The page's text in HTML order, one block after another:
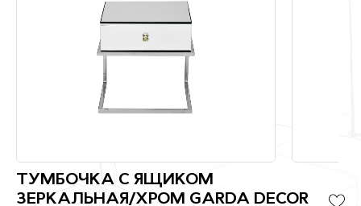
ТУМБОЧКА С ЯЩИКОМ
ЗЕРКАЛЬНАЯ/ХРОМ GARDA DECOR